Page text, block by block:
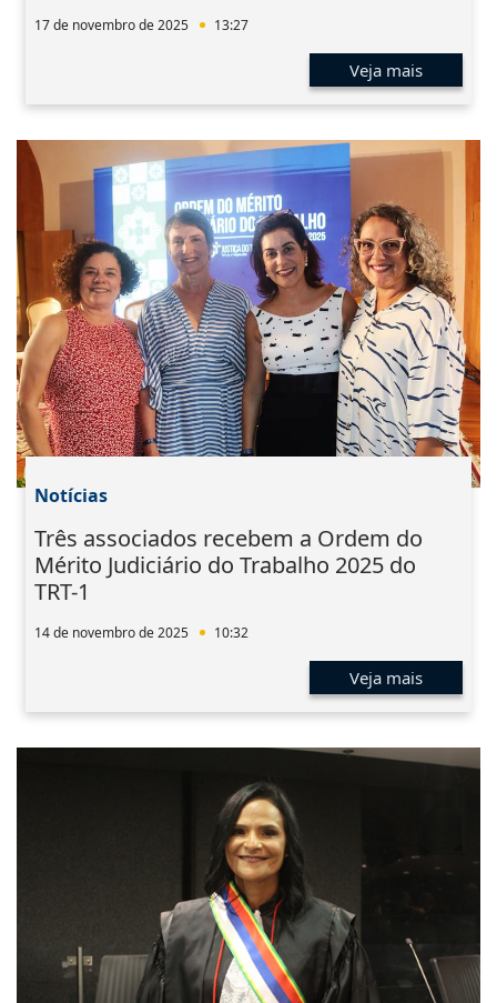
17 de novembro de 2025 13:27
Veja mais
Notícias
Três associados recebem a Ordem do
Mérito Judiciário do Trabalho 2025 do
TRT-1
14 de novembro de 2025 10:32
Veja mais